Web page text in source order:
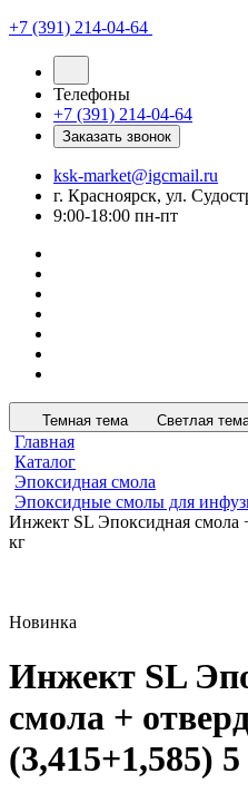
+7 (391) 214-04-64
Телефоны
+7 (391) 214-04-64
Заказать звонок
ksk-market@igcmail.ru
г. Красноярск, ул.
9:00-18:00 пн-пт
Темная тема Светлая
Главная
Каталог
Эпоксидная смола
Эпоксидные смолы для
Инжект SL Эпоксидная смола
кг
Новинка
Инжект SL
смола +
(3,415+1,585) 5